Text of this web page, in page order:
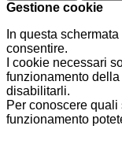
Gestione cookie
In questa
consentire.
I cookie necessari
funzionamento
disabilitarli.
Per conoscere quali
funzionamento